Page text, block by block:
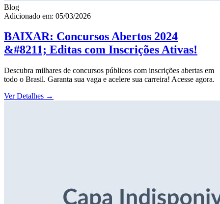
Blog
Adicionado em: 05/03/2026
BAIXAR: Concursos Abertos 2024
&#8211; Editas com Inscrições Ativas!
Descubra milhares de concursos públicos com inscrições abertas em
todo o Brasil. Garanta sua vaga e acelere sua carreira! Acesse agora.
Ver Detalhes →